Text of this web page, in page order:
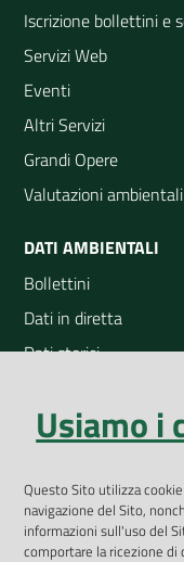
Iscrizione bollettini e
Servizi Web
Eventi
Altri Servizi
Grandi Opere
Valutazioni ambientali
DATI AMBIENTALI
Bollettini
Dati in diretta
Dati storici
Open Data
App Arpav
Rapporti regionali
Usiamo i
Questo Sito utilizza
navigazione del Sito,
informazioni sull'uso del
comportare la ricezione